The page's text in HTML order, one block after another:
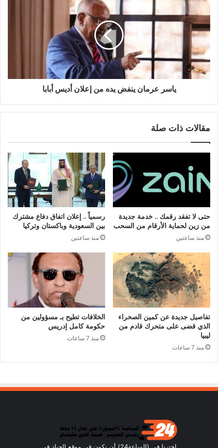
عرمان
ينفض
يده
من
إعلان
أديس
أبابا
ياسر عرمان ينفض يده من إعلان أديس أبابا
مقالات ذات صلة
حتى لا تفقد رقمك .. خدمة جديدة
من زين لحماية الأرقام من السحب
منذ ساعتين
رسمياً .. إعلان اتفاق دفاع مشترك
بين السعودية وباكستان وتركيا
منذ ساعتين
تفاصيل جديدة عن كمين الصحراء
الذي قضى على متحرك قادم من
ليبيا
منذ 7 ساعات
الخلافات تطيح بـ مسؤولين من
حكومة كامل إدريس
منذ 7 ساعات
اخترنا في (الساعة24) أن نكون في موقع الحياد في